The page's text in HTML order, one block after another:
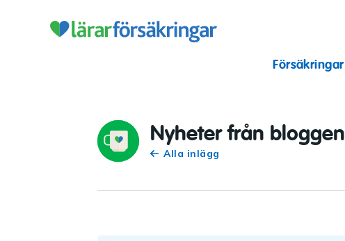
Försäkringar
Nyheter från bloggen
Alla inlägg